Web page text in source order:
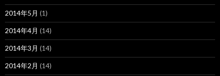
2014年5月 (1)
2014年4月 (14)
2014年3月 (14)
2014年2月 (14)